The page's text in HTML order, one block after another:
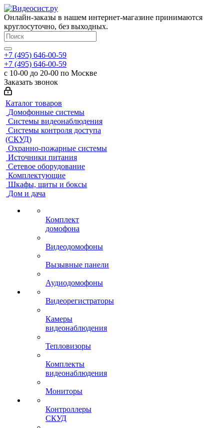
Онлайн-заказы в нашем интернет-магазине принимаются
круглосуточно, без выходных.
+7 (495) 646-00-59
+7 (495) 646-00-59
с 10-00 до 20-00 по Москве
Заказать звонок
Каталог товаров
Домофонные системы
Системы видеонаблюдения
Системы контроля доступа
(СКУД)
Охранно-пожарные системы
Источники питания
Сетевое оборудование
Комплектующие
Шкафы, щиты и боксы
Дом и дача
Комплект
домофона
Видеодомофоны
Вызывные панели
Аудиодомофоны
Видеорегистраторы
Камеры
видеонаблюдения
Тепловизоры
Комплекты
видеонаблюдения
Мониторы
Контроллеры
СКУД